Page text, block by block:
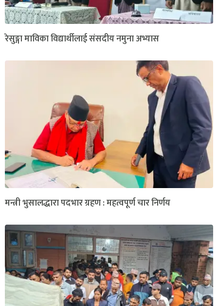
रेसुङ्गा माविका विद्यार्थीलाई संसदीय नमुना अभ्यास
मन्त्री भुसालद्धारा पदभार ग्रहण : महत्वपूर्ण चार निर्णय